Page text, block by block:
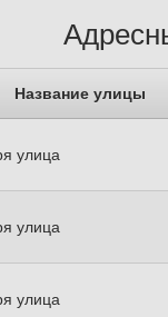
Название улицы
улица
улица
улица